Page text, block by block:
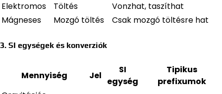
Elektromos
Töltés
Vonzhat, taszíthat
Mágneses
Mozgó töltés Csak mozgó töltésre hat
3. SI egységek és konverziók
Mennyiség Jel
SI
egység
Tipikus
prefixumok